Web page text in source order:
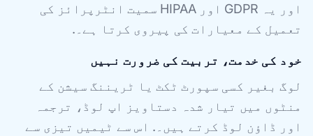
اور یہ GDPR اور HIPAA سمیت انٹرپرائز کی
تعمیل کے معیارات کی پیروی کرتا ہے۔.
خود کی خدمت، تربیت کی ضرورت نہیں
لوگ بغیر کسی سپورٹ ٹکٹ یا ٹریننگ سیشن کے
منٹوں میں تیار شدہ دستاویز اپ لوڈ، ترجمہ
اور ڈاؤن لوڈ کرتے ہیں۔. اس سے ٹیمیں تیزی سے